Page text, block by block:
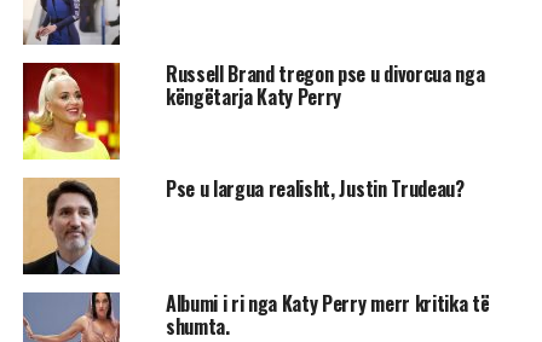
Russell Brand tregon pse u divorcua nga
këngëtarja Katy Perry
Pse u largua realisht, Justin Trudeau?
Albumi i ri nga Katy Perry merr kritika të
shumta.